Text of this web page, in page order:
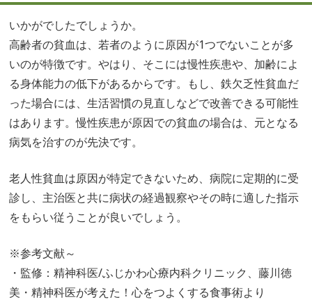
いかがでしたでしょうか。
高齢者の貧血は、若者のように原因が1つでないことが多
いのが特徴です。やはり、そこには慢性疾患や、加齢によ
る身体能力の低下があるからです。もし、鉄欠乏性貧血だ
った場合には、生活習慣の見直しなどで改善できる可能性
はあります。慢性疾患が原因での貧血の場合は、元となる
病気を治すのが先決です。
老人性貧血は原因が特定できないため、病院に定期的に受
診し、主治医と共に病状の経過観察やその時に適した指示
をもらい従うことが良いでしょう。
※参考文献～
・監修：精神科医/ふじかわ心療内科クリニック、藤川徳
美・精神科医が考えた！心をつよくする食事術より